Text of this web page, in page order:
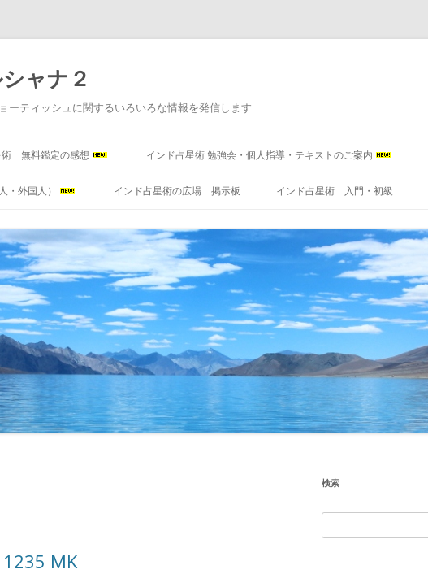
ャナ２
ティッシュに関するいろいろな情報を発信します
ツ
へ
ッ
プ
術 無料鑑定の感想 インド占星術 勉強会・個人指導・テキストのご案内
外国人） インド占星術の広場 掲示板 インド占星術 入門・初級
MK
検索
索